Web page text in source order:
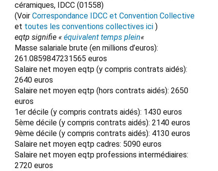
céramiques, IDCC (01558)
(Voir Correspondance IDCC et Convention Collective
et toutes les conventions collectives ici )
eqtp signifie « équivalent temps plein«
Masse salariale brute (en millions d’euros):
261.0859847231565 euros
Salaire net moyen eqtp (y compris contrats aidés):
2640 euros
Salaire net moyen eqtp (hors contrats aidés): 2650
euros
1er décile (y compris contrats aidés): 1430 euros
5ème décile (y compris contrats aidés): 2140 euros
9ème décile (y compris contrats aidés): 4130 euros
Salaire net moyen eqtp cadres: 5090 euros
Salaire net moyen eqtp professions intermédiaires:
2720 euros